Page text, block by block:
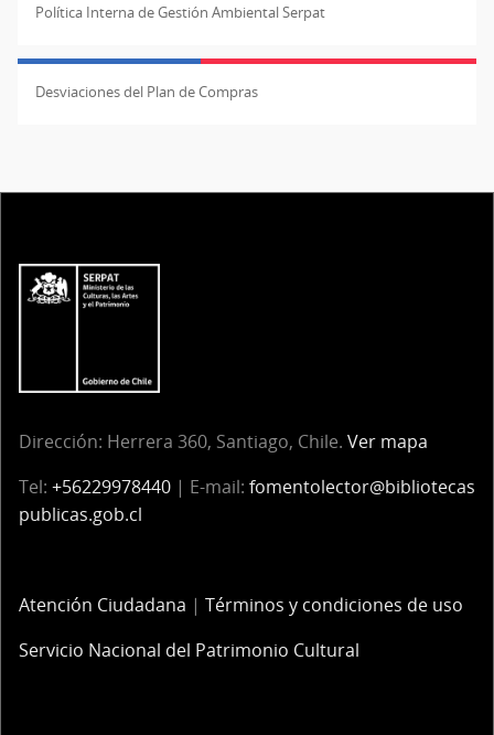
Política Interna de Gestión Ambiental Serpat
Desviaciones del Plan de Compras
Dirección: Herrera 360, Santiago, Chile. Ver mapa
Tel: +56229978440 | E-mail: fomentolector@bibliotecas
publicas.gob.cl
Atención Ciudadana | Términos y condiciones de uso
Servicio Nacional del Patrimonio Cultural